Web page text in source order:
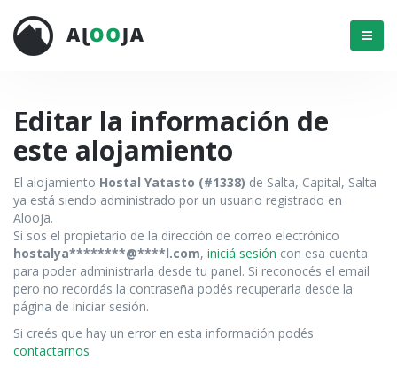
Menú
Editar la información de
este alojamiento
El alojamiento Hostal Yatasto (#1338) de Salta, Capital, Salta
ya está siendo administrado por un usuario registrado en
Alooja.
Si sos el propietario de la dirección de correo electrónico
hostalya********@****l.com, iniciá sesión con esa cuenta
para poder administrarla desde tu panel. Si reconocés el email
pero no recordás la contraseña podés recuperarla desde la
página de iniciar sesión.
Si creés que hay un error en esta información podés
contactarnos